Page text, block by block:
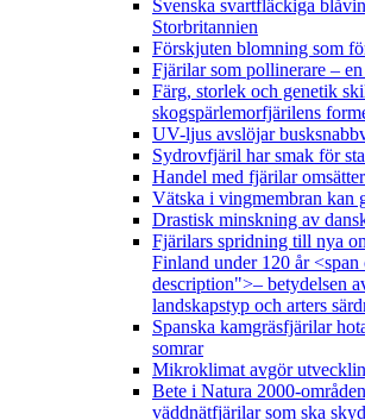
Svenska svartfläckiga
Storbritannien
Förskjuten blomning som
Fjärilar som pollinerare –
Färg, storlek och genetik
skogspärlemorfjärilens
UV-ljus avslöjar
Sydrovfjäril har smak för
Handel med fjärilar
Vätska i vingmembran kan
Drastisk minskning av
Fjärilars spridning till nya
Finland under 120 år <span
description">– betydelsen
landskapstyp och arters
Spanska kamgräsfjärilar
somrar
Mikroklimat avgör
Bete i Natura 2000-
väddnätfjärilar som ska